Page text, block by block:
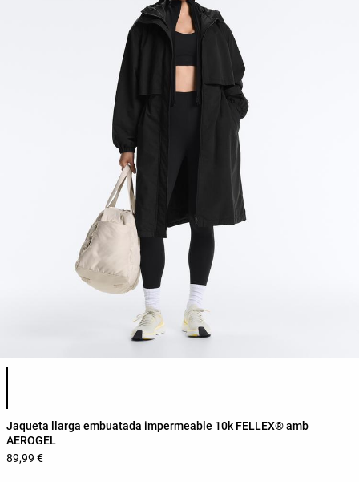
Llista de colors del producte
Jaqueta llarga embuatada impermeable 10k FELLEX® amb
AEROGEL
89,99 €